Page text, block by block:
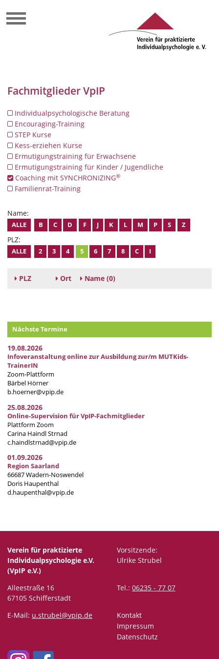
Fachmitglieder VpIP
Individualpsychologische Beratung
Encouraging-Training
STEP Kurse
Kess-erziehen Kurse
Ermutigungstraining für Erwachsene
Ermutigungstraining für Kinder / Jugendliche
Coaching mit SYNCHRONIZING®
Familienrat-Training
Name:
ALLE B C D F J K L M P S Z
PLZ:
ALLE 2 3 4 5 6 7 8 C I
PLZ Ort Name (0)
Nächste Termine
19.08.2026
Infoveranstaltung online zur Ausbildung zur/m MUTKids-
TrainerIN
Zoom-Plattform
Bärbel Hörner
b.hoerner@vpip.de
25.08.2026
Online-Supervision für VpIP-Fachmitglieder
Plattform Zoom
Carina Haindl Strnad
c.haindlstrnad@vpip.de
01.09.2026
Region Saarland
66687 Wadern-Noswendel
Doris Haupenthal
d.haupenthal@vpip.de
Verein für praktizierte
Individualpsychologie e.V.
(VpIP e.V.)
Vorsitzende:
Ulrike Strubel
Alleestraße 16
67105 Schifferstadt
Tel.: 06235 - 77 07
E-Mail: u.strubel@vpip.de
Kontakt
Impressum
Datenschutz